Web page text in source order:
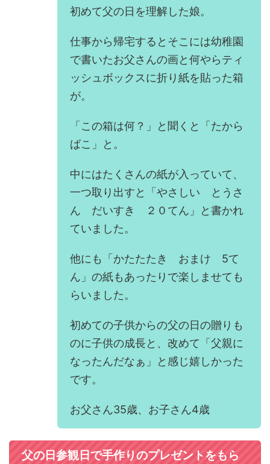
初めて父の日を理解した娘。
仕事から帰宅するとそこには幼稚園
で書いたお父さんの画と何やらティ
ッシュボックスに折り紙を貼った箱
が。
「この箱は何？」と聞くと「たから
ばこ」と。
中にはたくさんの紙が入っていて、
一つ取り出すと「やさしい とうさ
ん だいすき ２０てん」と書かれ
ていました。
他にも「かたたたき おまけ 5て
ん」の紙もあったりで楽しませても
らいました。
初めての子供からの父の日の贈りも
のに子供の成長と、改めて「父親に
なったんだなぁ」と感じ嬉しかった
です。
お父さん35歳、お子さん4歳
父の日参観日で手作りのプレゼントをもら